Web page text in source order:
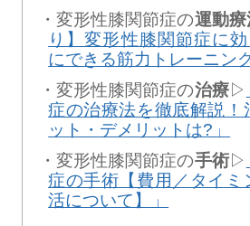
変形性膝関節症の運動療
り】変形性膝関節症に
にできる筋力トレーニング
変形性膝関節症の治療▷
症の治療法を徹底解説！
ット・デメリットは?」
変形性膝関節症の手術▷
症の手術【費用／タイミ
活について】」